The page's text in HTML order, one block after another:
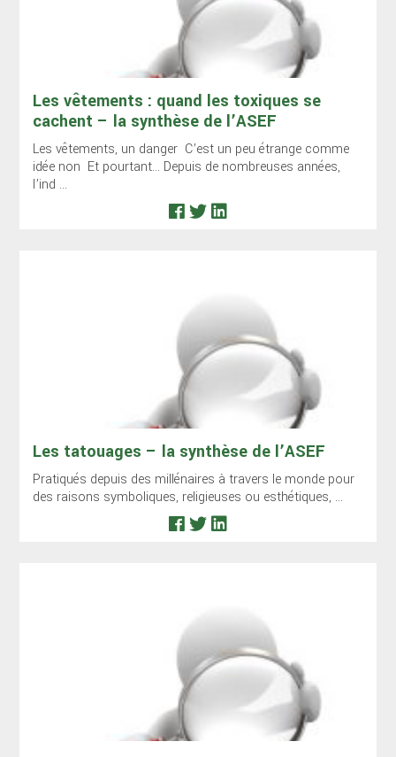
Les vêtements : quand les toxiques se
cachent – la synthèse de l’ASEF
Les vêtements, un danger C’est un peu étrange comme
idée non Et pourtant… Depuis de nombreuses années,
l’ind ...
Les tatouages – la synthèse de l’ASEF
Pratiqués depuis des millénaires à travers le monde pour
des raisons symboliques, religieuses ou esthétiques, ...